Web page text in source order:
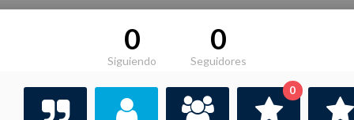
0
Siguiendo
0
Seguidores
0